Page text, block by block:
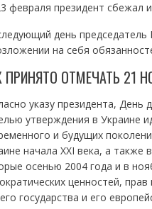
февраля президент сбежал
день
на себя
ПРИНЯТО ОТМЕЧАТЬ 21
указу президента, День
утверждения в Украине
и будущих
начала XXI века, а
осенью 2004 года и в
ценностей,
государства и его